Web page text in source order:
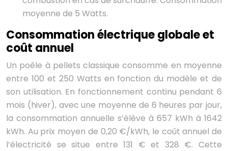
moyenne de 5 Watts.
Consommation électrique globale et
coût annuel
Un poêle à pellets classique consomme en moyenne
entre 100 et 250 Watts en fonction du modèle et de
son utilisation. En fonctionnement continu pendant 6
mois (hiver), avec une moyenne de 6 heures par jour,
la consommation annuelle s’élève à 657 kWh à 1642
kWh. Au prix moyen de 0,20 €/kWh, le coût annuel de
l’électricité se situe entre 131 € et 328 €. Cette